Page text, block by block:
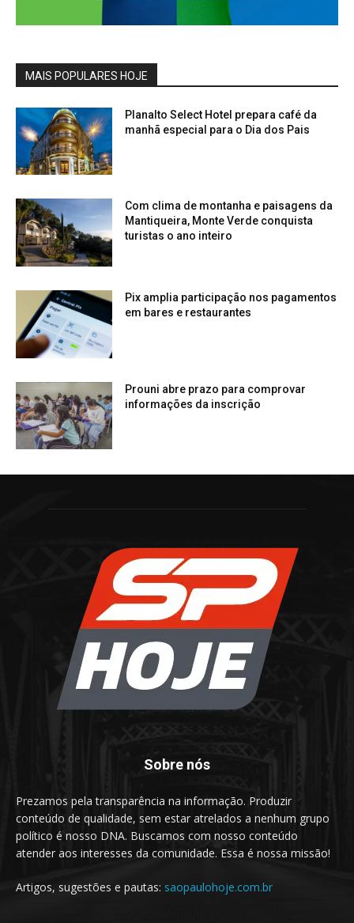
MAIS POPULARES HOJE
Planalto Select Hotel prepara café da
manhã especial para o Dia dos Pais
Com clima de montanha e paisagens da
Mantiqueira, Monte Verde conquista
turistas o ano inteiro
Pix amplia participação nos pagamentos
em bares e restaurantes
Prouni abre prazo para comprovar
informações da inscrição
Sobre nós
Prezamos pela transparência na informação. Produzir
conteúdo de qualidade, sem estar atrelados a nenhum grupo
político é nosso DNA. Buscamos com nosso conteúdo
atender aos interesses da comunidade. Essa é nossa missão!
Artigos, sugestões e pautas: saopaulohoje.com.br